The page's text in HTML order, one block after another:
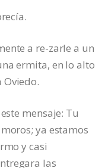
a re-zarle a un
ermita, en lo alto
Oviedo.
mensaje: Tu
ya estamos
y casi
las